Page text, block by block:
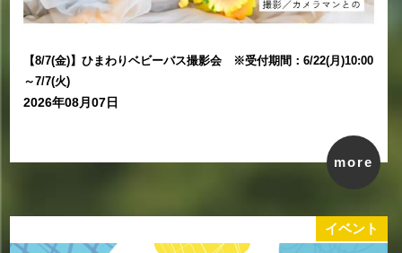
【8/7(金)】ひまわりベビーバス撮影会 ※受付期間：6/22(月)10:00
～7/7(火)
2026年08月07日
more
イベント